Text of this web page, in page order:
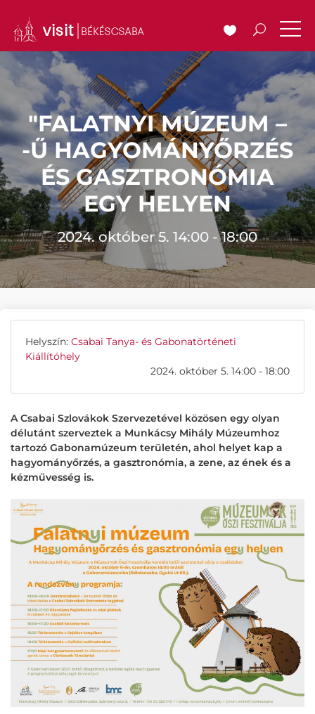
"FALATNYI MÚZEUM –
-Ű HAGYOMÁNYŐRZÉS
ÉS GASZTRONÓMIA
EGY HELYEN
2024. október 5. 14:00 - 18:00
Helyszín: Csabai Tanya- és Gabonatörténeti
Kiállítóhely
2024. október 5. 14:00 - 18:00
A Csabai Szlovákok Szervezetével közösen egy olyan
délutánt szerveztek a Munkácsy Mihály Múzeumhoz
tartozó Gabonamúzeum területén, ahol helyet kap a
hagyományőrzés, a gasztronómia, a zene, az ének és a
kézművesség is.